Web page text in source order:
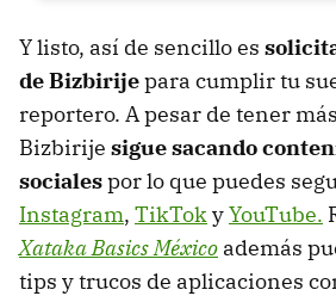
Y listo, así de sencillo es
de Bizbirijepara cumplir tu
reportero. A pesar de tener
Bizbirije sigue sacando
socialespor lo que puedes
Instagram, TikTokyYouTube.
Xataka Basics México además
tips y trucos de aplicaciones